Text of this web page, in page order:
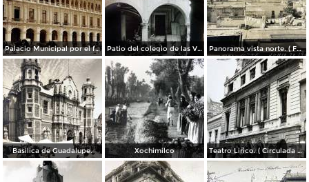
Palacio Municipal por el fotografo Hugo Brehme.. Patio del colegio de las Vizcainas por el fotografo Hugo Brehme. Panorama vista norte. ( Fechada el 20 de Junio de 1905 ).
Basilica de Guadalupe. Xochimilco Teatro Lirico. ( Circulada el 1 de Agosto de 1926 ).